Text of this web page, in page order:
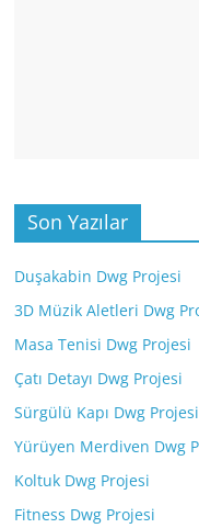
Son Yazılar
Duşakabin Dwg Projesi
3D Müzik Aletleri Dwg
Masa Tenisi Dwg Projesi
Çatı Detayı Dwg Projesi
Sürgülü Kapı Dwg Projesi
Yürüyen Merdiven Dwg
Koltuk Dwg Projesi
Fitness Dwg Projesi